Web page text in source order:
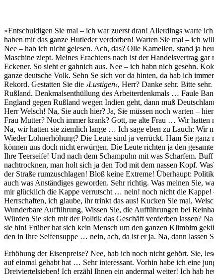
»Entschuldigen Sie mal – ich war zuerst dran! Allerdings warte
haben mir das ganze Hutleder verdorben! Warten Sie mal – ich
Nee – hab ich nicht gelesen. Ach, das? Olle Kamellen, stand ja
Maschine ziept. Meines Erachtens nach ist der Handelsvertrag
Eckener. So sieht er gahnich aus. Nee – ich habn nich gesehn.
ganze deutsche Volk. Sehn Se sich vor da hinten, da hab ich
Rekord. Gestatten Sie die ›Lustigen‹, Herr? Danke sehr. Bitte
Rußland. Denkmalsenthüllung des Arbeiterdenkmals … Faule
England gegen Rußland wegen Indien geht, dann muß
Herr Welsch! Na, Sie auch hier? Ja, Sie müssen noch warten –
Frau Mutter? Noch immer krank? Gott, ne alte Frau … Wir hatten
Na, wir hatten sie ziemlich lange … Ich sage eben zu Lauch: Wir
Wieder Lohnerhöhung? Die Leute sind ja verrückt. Ham Sie
können uns doch nicht erwürgen. Die Leute richten ja den
Ihre Teerseife! Und nach dem Schampuhn mit was Scharfem.
nachtrocknen, man holt sich ja den Tod mit dem nassen Kopf.
der Straße rumzuschlagen! Bloß keine Extreme! Überhaupt:
auch was Anständiges geworden. Sehr richtig. Was meinen Sie,
mir glücklich die Kappe verrutscht … nein! noch nicht die Kappe!
Herrschaften, ich glaube, ihr trinkt das aus! Kucken Sie mal,
Wunderbare Aufführung, Wissen Sie, die Aufführungen bei
Würden Sie sich mit der Politik das Geschäft verderben lassen?
sie hin! Früher hat sich kein Mensch um den ganzen Klimbim
den in Ihre Seifensuppe … nein, ach, da ist er ja. Na, dann lassen
Erhöhung der Eisenpreise? Nee, hab ich noch nicht gehört. Sie,
auf einmal gehabt hat … Sehr interessant. Vorhin habe ich eine
Dreiviertelsieben! Ich erzähl Ihnen ein andermal weiter! Ich hab